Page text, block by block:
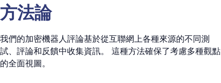
方法論
我們的加密機器人評論基於從互聯網上各種來源的不同測
試、評論和反饋中收集資訊。 這種方法確保了考慮多種觀點
的全面視圖。